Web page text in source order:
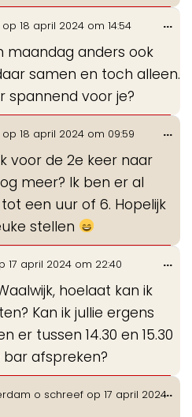
op 18 april 2024 om 14:54
maandag anders ook
samen en toch alleen.
spannend voor je?
...
op 18 april 2024 om 09:59
voor de 2e keer naar
meer? Ik ben er al
een uur of 6. Hopelijk
stellen
...
17 april 2024 om 22:40
hoelaat kan ik
Kan ik jullie ergens
er tussen 14.30 en 15.30
bar afspreken?
...
o schreef op 17 april 2024...